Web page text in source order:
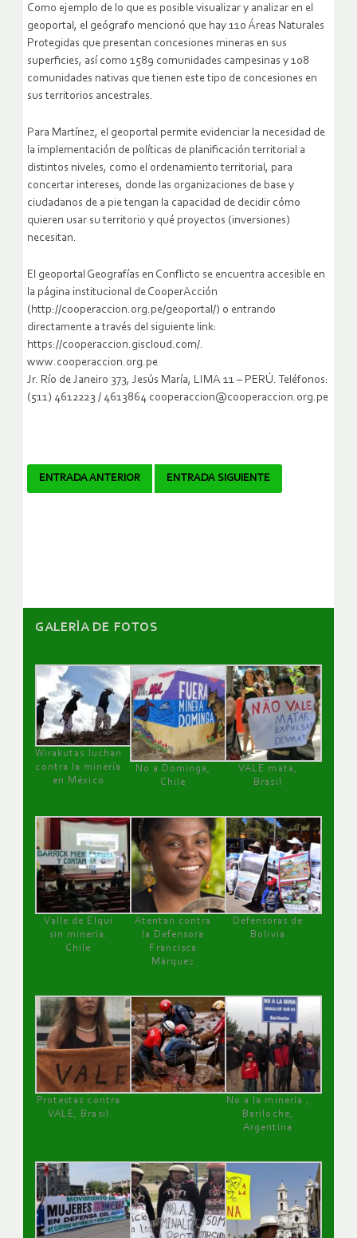
Como ejemplo de lo que es posible visualizar y analizar en el
geoportal, el geógrafo mencionó que hay 110 Áreas Naturales
Protegidas que presentan concesiones mineras en sus
superficies, así como 1589 comunidades campesinas y 108
comunidades nativas que tienen este tipo de concesiones en
sus territorios ancestrales.
Para Martínez, el geoportal permite evidenciar la necesidad de
la implementación de políticas de planificación territorial a
distintos niveles, como el ordenamiento territorial, para
concertar intereses, donde las organizaciones de base y
ciudadanos de a pie tengan la capacidad de decidir cómo
quieren usar su territorio y qué proyectos (inversiones)
necesitan.
El geoportal Geografías en Conflicto se encuentra accesible en
la página institucional de CooperAcción
(http://cooperaccion.org.pe/geoportal/) o entrando
directamente a través del siguiente link:
https://cooperaccion.giscloud.com/.
www.cooperaccion.org.pe
Jr. Río de Janeiro 373, Jesús María, LIMA 11 – PERÚ. Teléfonos:
(511) 4612223 / 4613864 cooperaccion@cooperaccion.org.pe
Navegador
ENTRADA ANTERIOR ENTRADA SIGUIENTE
GALERÌA DE FOTOS
Wirakutas luchan
contra la minería
en México
No a Dominga,
Chile
VALE mata,
Brasil
Valle de Elqui
sin minería.
Chile
Atentan contra
la Defensora
Francisca
Márquez
Defensoras de
Bolivia
Protestas contra
VALE, Brasil
No a la minería ,
Bariloche,
Argentina